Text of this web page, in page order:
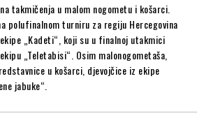
takmičenja u malom nogometu i košarci.
polufinalnom turniru za regiju Hercegovina
„Kadeti“, koji su u finalnoj utakmici
„Teletabisi“. Osim malonogometaša,
u košarci, djevojčice iz ekipe
jabuke“.